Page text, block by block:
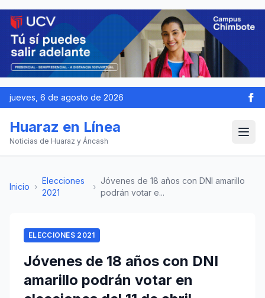
jueves, 6 de agosto de 2026
Huaraz en Línea
Noticias de Huaraz y Áncash
Inicio ›
Elecciones
2021
›
Jóvenes de 18 años con DNI amarillo
podrán votar e...
ELECCIONES 2021
Jóvenes de 18 años con DNI
amarillo podrán votar en